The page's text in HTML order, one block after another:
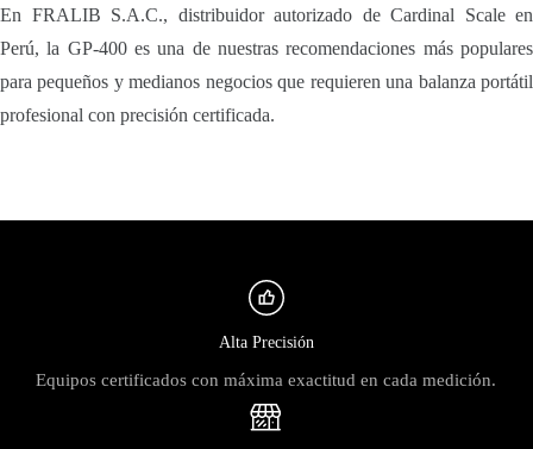
En FRALIB S.A.C., distribuidor autorizado de Cardinal Scale en
Perú, la GP-400 es una de nuestras recomendaciones más populares
para pequeños y medianos negocios que requieren una balanza portátil
profesional con precisión certificada.
Alta Precisión
Equipos certificados con máxima exactitud en cada medición.